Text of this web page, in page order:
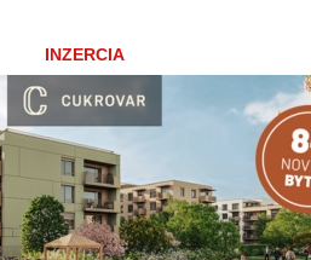
INZERCIA